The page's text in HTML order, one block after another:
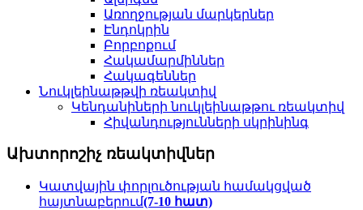
Առողջության մարկերներ
Էնդոկրին
Բորբոքում
Հակամարմիններ
Հակագեններ
Նուկլեինաթթվի ռեակտիվ
Կենդանիների նուկլեինաթթու ռեակտիվ
Հիվանդությունների սկրինինգ
Ախտորոշիչ ռեակտիվներ
Կատվային փորլուծության համակցված
հայտնաբերում(7-10 հատ)